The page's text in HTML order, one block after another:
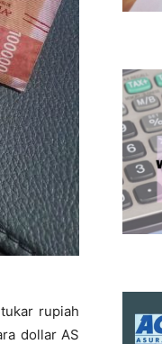
rupiah
dollar AS